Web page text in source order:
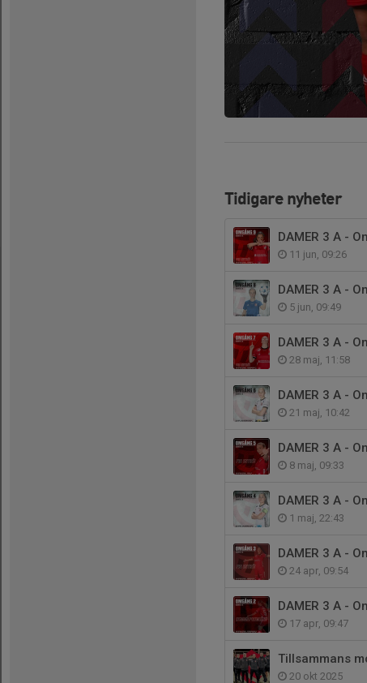
Tidigare nyheter
DAMER 3 A -
11 jun, 09:26
DAMER 3 A -
5 jun, 09:49
DAMER 3 A -
28 maj, 11:58
DAMER 3 A -
21 maj, 10:42
DAMER 3 A -
8 maj, 09:33
DAMER 3 A -
1 maj, 22:43
DAMER 3 A -
24 apr, 09:54
DAMER 3 A -
17 apr, 09:47
Tillsammans
20 okt 2025